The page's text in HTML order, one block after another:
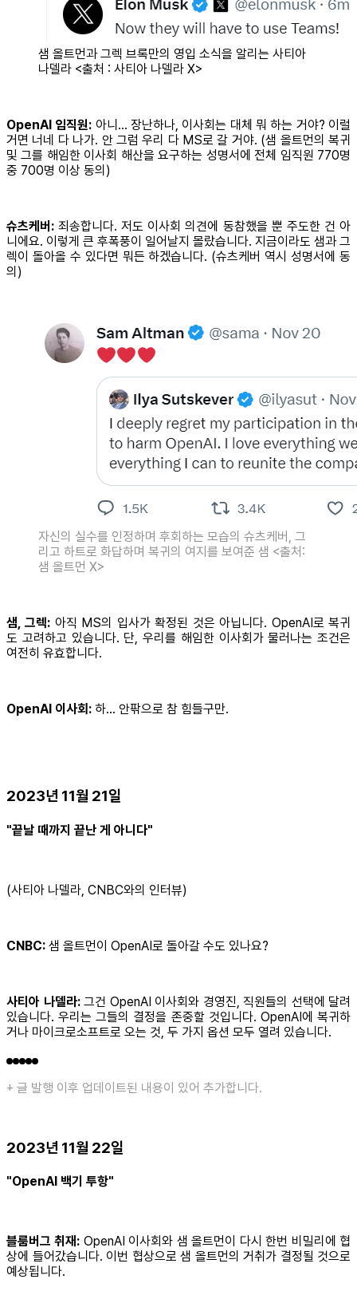
샘 올트먼과 그렉 브록만의 영입 소식을 알리는 사티아
나델라 <출처 : 사티아 나델라 X>
OpenAI 임직원: 아니… 장난하나, 이사회는 대체 뭐 하는 거야? 이럴
거면 너네 다 나가. 안 그럼 우리 다 MS로 갈 거야. (샘 올트먼의 복귀
및 그를 해임한 이사회 해산을 요구하는 성명서에 전체 임직원 770명
중 700명 이상 동의)
슈츠케버: 죄송합니다. 저도 이사회 의견에 동참했을 뿐 주도한 건 아
니에요. 이렇게 큰 후폭풍이 일어날지 몰랐습니다. 지금이라도 샘과 그
렉이 돌아올 수 있다면 뭐든 하겠습니다. (슈츠케버 역시 성명서에 동
의)
자신의 실수를 인정하며 후회하는 모습의 슈츠케버, 그
리고 하트로 화답하며 복귀의 여지를 보여준 샘 <출처:
샘 올트먼 X>
샘, 그렉: 아직 MS의 입사가 확정된 것은 아닙니다. OpenAI로 복귀
도 고려하고 있습니다. 단, 우리를 해임한 이사회가 물러나는 조건은
여전히 유효합니다.
OpenAI 이사회: 하… 안팎으로 참 힘들구만.
2023년 11월 21일
"끝날 때까지 끝난 게 아니다"
(사티아 나델라, CNBC와의 인터뷰)
CNBC: 샘 올트먼이 OpenAI로 돌아갈 수도 있나요?
사티아 나델라:그건 OpenAI 이사회와 경영진, 직원들의 선택에 달려
있습니다. 우리는 그들의 결정을 존중할 것입니다. OpenAI에 복귀하
거나 마이크로소프트로 오는 것, 두 가지 옵션 모두 열려 있습니다.
+ 글 발행 이후 업데이트된 내용이 있어 추가합니다.
2023년 11월 22일
"OpenAI 백기 투항"
블룸버그 취재: OpenAI 이사회와 샘 올트먼이 다시 한번 비밀리에 협
상에 들어갔습니다. 이번 협상으로 샘 올트먼의 거취가 결정될 것으로
예상됩니다.